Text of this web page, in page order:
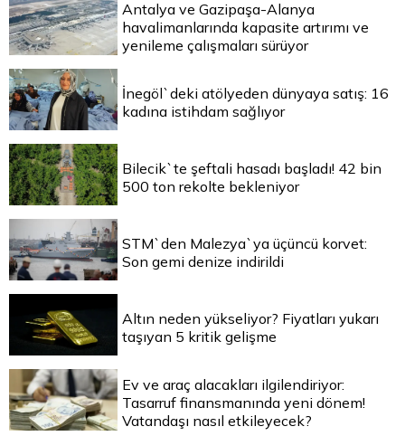
Antalya ve Gazipaşa-Alanya
havalimanlarında kapasite artırımı ve
yenileme çalışmaları sürüyor
İnegöl`deki atölyeden dünyaya satış: 16
kadına istihdam sağlıyor
Bilecik`te şeftali hasadı başladı! 42 bin
500 ton rekolte bekleniyor
STM`den Malezya`ya üçüncü korvet:
Son gemi denize indirildi
Altın neden yükseliyor? Fiyatları yukarı
taşıyan 5 kritik gelişme
Ev ve araç alacakları ilgilendiriyor:
Tasarruf finansmanında yeni dönem!
Vatandaşı nasıl etkileyecek?